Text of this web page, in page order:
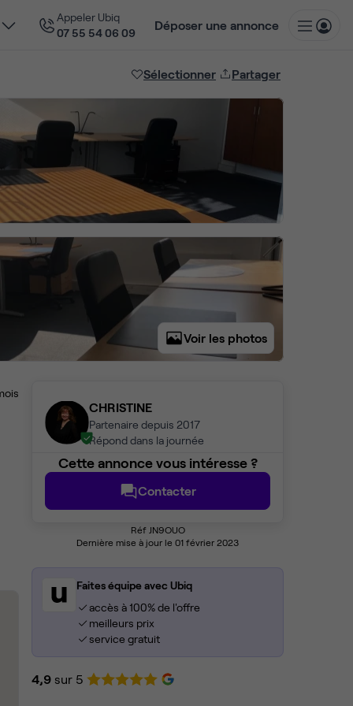
Appeler Ubiq
07 55 54 06 09
Déposer une annonce
Sélectionner Partager
Voir les photos
CHRISTINE
Partenaire depuis 2017
Répond dans la journée
Cette annonce vous intéresse ?
Contacter
Réf JN9OUO
Dernière mise à jour le 01 février 2023
Faites équipe avec Ubiq
accès à 100% de l'offre
meilleurs prix
service gratuit
4,9 sur 5